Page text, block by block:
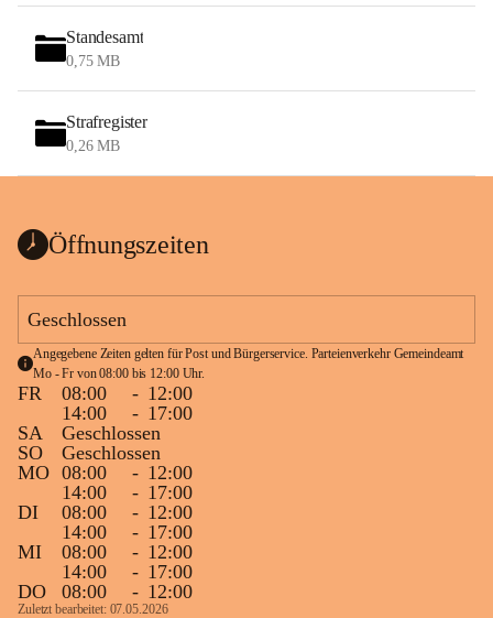
Standesamt
0,75 MB
Strafregister
0,26 MB
Öffnungszeiten
Geschlossen
Angegebene Zeiten gelten für Post und Bürgerservice. Parteienverkehr Gemeindeamt
Mo - Fr von 08:00 bis 12:00 Uhr.
FR 08:00 - 12:00
14:00
- 17:00
SA
Geschlossen
SO
Geschlossen
MO 08:00 - 12:00
14:00
- 17:00
DI
08:00 - 12:00
14:00
- 17:00
MI
08:00 - 12:00
14:00
- 17:00
DO
08:00 - 12:00
Zuletzt bearbeitet: 07.05.2026